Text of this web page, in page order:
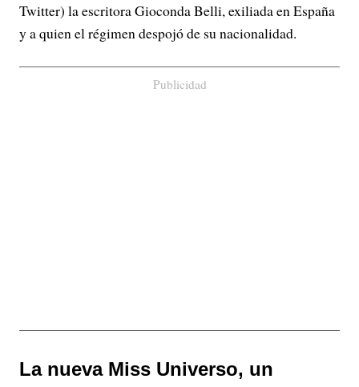
Twitter) la escritora Gioconda Belli, exiliada en España
y a quien el régimen despojó de su nacionalidad.
Publicidad
La nueva Miss Universo, un